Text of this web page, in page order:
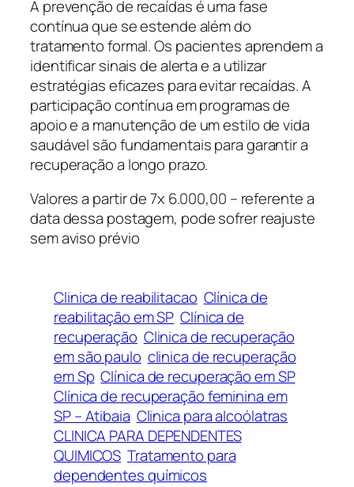
A prevenção de recaídas é uma fase
contínua que se estende além do
tratamento formal. Os pacientes aprendem a
identificar sinais de alerta e a utilizar
estratégias eficazes para evitar recaídas. A
participação contínua em programas de
apoio e a manutenção de um estilo de vida
saudável são fundamentais para garantir a
recuperação a longo prazo.
Valores a partir de 7x 6.000,00 – referente a
data dessa postagem, pode sofrer reajuste
sem aviso prévio
Clinica de reabilitacao Clínica de
reabilitação em SP Clínica de
recuperação Clinica de recuperação
em são paulo clinica de recuperação
em Sp Clínica de recuperação em SP
Clínica de recuperação feminina em
SP – Atibaia Clinica para alcoólatras
CLINICA PARA DEPENDENTES
QUIMICOS Tratamento para
dependentes químicos